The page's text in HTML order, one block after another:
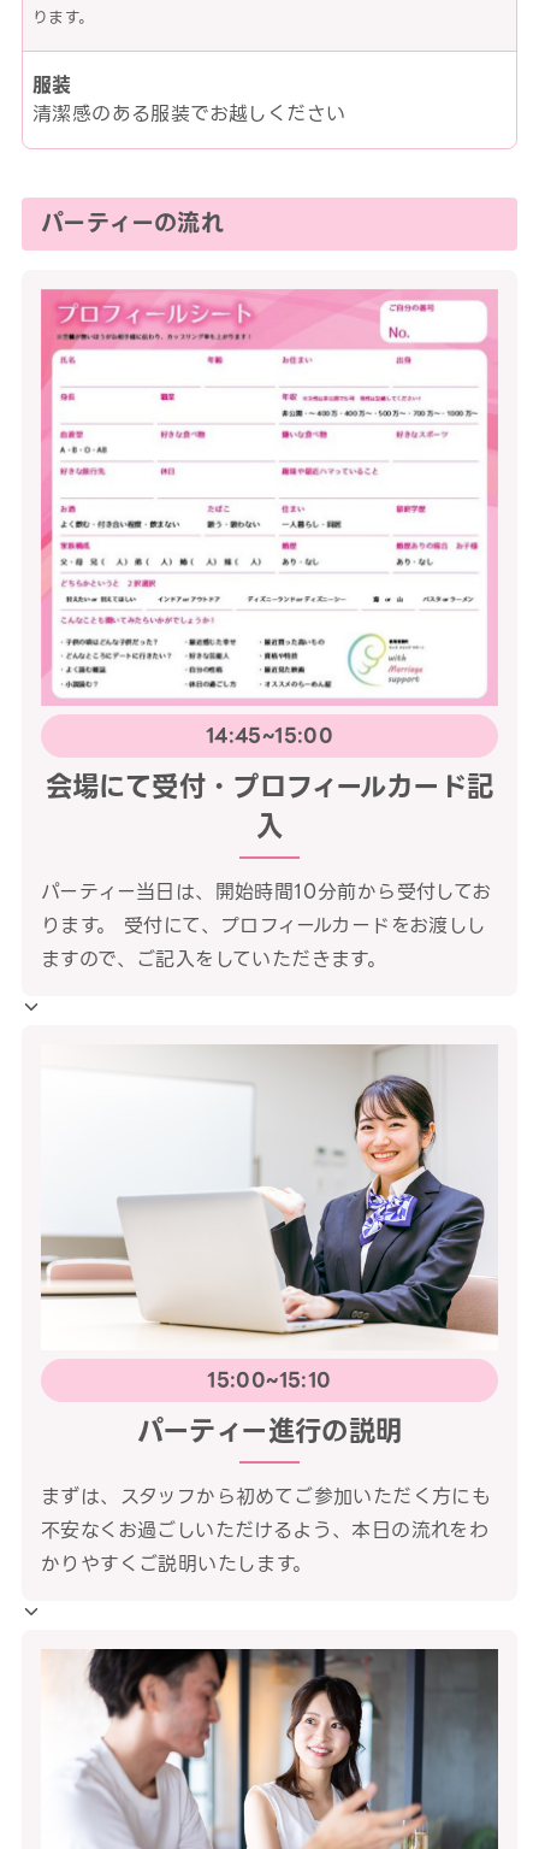
ります。
服装
清潔感のある服装でお越しください
パーティーの流れ
14:45~15:00
会場にて受付・プロフィールカード記
入
パーティー当日は、開始時間10分前から受付してお
ります。 受付にて、プロフィールカードをお渡しし
ますので、ご記入をしていただきます。
15:00~15:10
パーティー進行の説明
まずは、スタッフから初めてご参加いただく方にも
不安なくお過ごしいただけるよう、本日の流れをわ
かりやすくご説明いたします。